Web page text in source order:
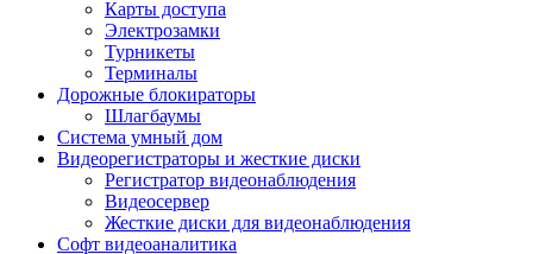
Карты доступа
Электрозамки
Турникеты
Терминалы
Дорожные блокираторы
Шлагбаумы
Cистема умный дом
Видеорегистраторы и жесткие диски
Регистратор видеонаблюдения
Видеосервер
Жесткие диски для видеонаблюдения
Софт видеоаналитика